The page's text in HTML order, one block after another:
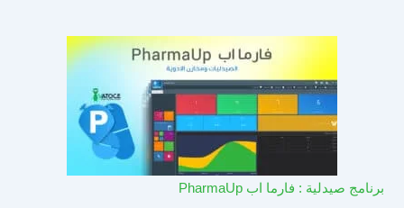
برنامج صيدلية : فارما اب PharmaUp​